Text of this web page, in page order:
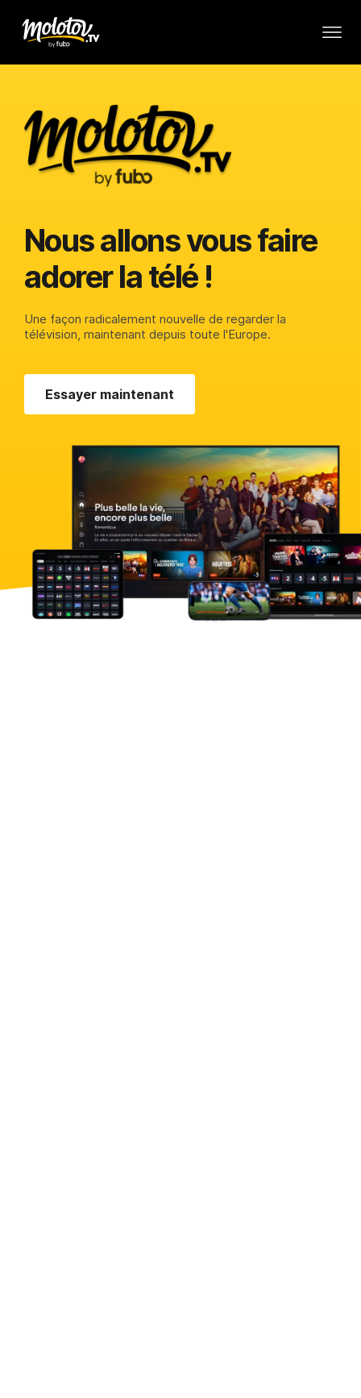
Nous allons vous faire
adorer la télé !
Une façon radicalement nouvelle de regarder la
télévision, maintenant depuis toute l'Europe.
Essayer maintenant